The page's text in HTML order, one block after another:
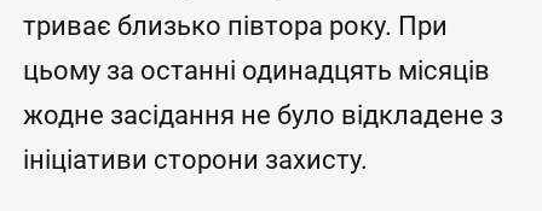
триває близько півтора року. При
цьому за останні одинадцять місяців
жодне засідання не було відкладене з
ініціативи сторони захисту.